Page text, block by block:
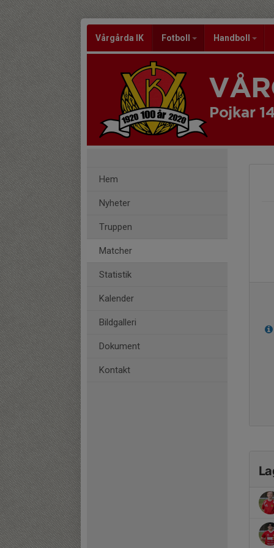
Vårgårda IK Fotboll Handboll
Pojkar
Hem
Nyheter
Truppen
Matcher
Statistik
Kalender
Bildgalleri
Dokument
Kontakt